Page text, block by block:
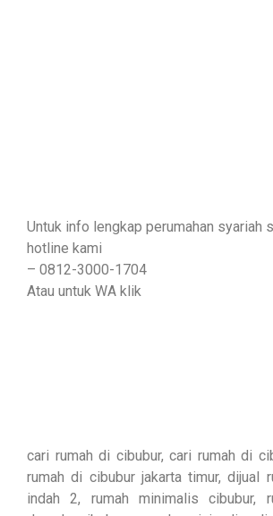
Untuk info lengkap perumahan syariah
hotline kami
– 0812-3000-1704
Atau untuk WA klik
cari rumah di cibubur, cari rumah di
rumah di cibubur jakarta timur, dijual
indah 2, rumah minimalis cibubur,